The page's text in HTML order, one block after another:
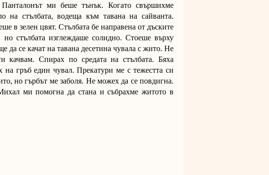
ми беше тънък. Когато свършихме
на стълбата, водеща към тавана на сайванта.
в зелен цвят. Стълбата бе направена от дъските
стълбата изглеждаше солидно. Стоеше върху
да се качат на тавана десетина чувала с жито. Не
Спирах по средата на стълбата. Бяха
на гръб един чувал. Прекатури ме с тежестта си
но гърбът ме заболя. Не можех да се повдигна.
ми помогна да стана и събрахме житото в